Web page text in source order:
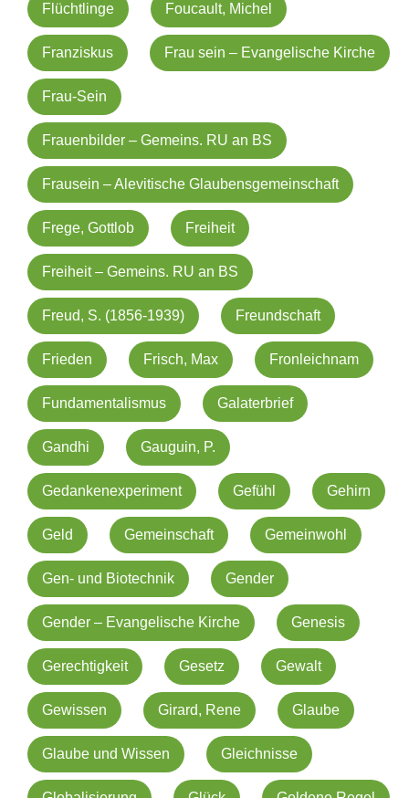
Flüchtlinge Foucault, Michel
Franziskus Frau sein – Evangelische Kirche
Frau-Sein
Frauenbilder – Gemeins. RU an BS
Frausein – Alevitische Glaubensgemeinschaft
Frege, Gottlob Freiheit
Freiheit – Gemeins. RU an BS
Freud, S. (1856-1939) Freundschaft
Frieden Frisch, Max Fronleichnam
Fundamentalismus Galaterbrief
Gandhi Gauguin, P.
Gedankenexperiment Gefühl Gehirn
Geld Gemeinschaft Gemeinwohl
Gen- und Biotechnik Gender
Gender – Evangelische Kirche Genesis
Gerechtigkeit Gesetz Gewalt
Gewissen Girard, Rene Glaube
Glaube und Wissen Gleichnisse